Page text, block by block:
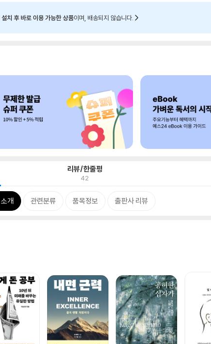
치 후 바로 이용 가능한 상품이며, 배송되지 않습니다.
리뷰/한줄평
42
개 관련분류 품목정보 출판사 리뷰